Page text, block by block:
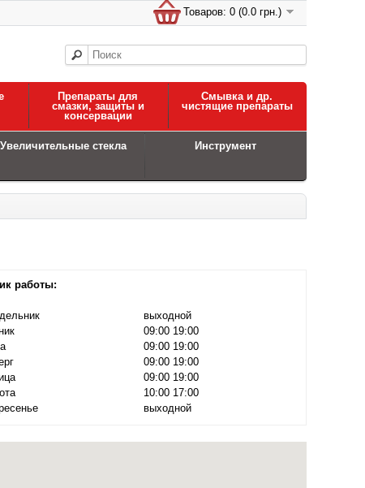
Товаров: 0 (0.0 грн.)
Препараты для
смазки, защиты и
консервации
Смывка и др.
чистящие препараты
Увеличительные стекла Инструмент
работы:
выходной
09:00 19:00
09:00 19:00
09:00 19:00
09:00 19:00
10:00 17:00
выходной